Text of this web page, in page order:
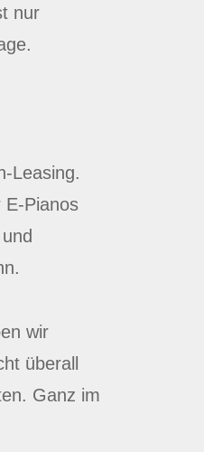
nur
Leasing.
E-Pianos
wir
überall
Ganz im